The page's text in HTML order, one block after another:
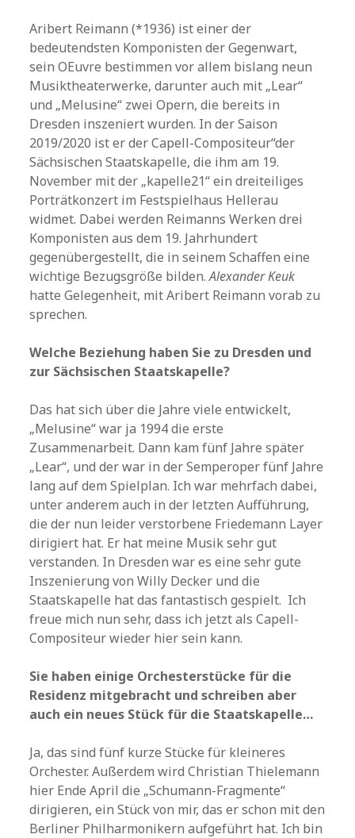
Aribert Reimann (*1936) ist einer der
bedeutendsten Komponisten der Gegenwart,
sein OEuvre bestimmen vor allem bislang neun
Musiktheaterwerke, darunter auch mit „Lear“
und „Melusine“ zwei Opern, die bereits in
Dresden inszeniert wurden. In der Saison
2019/2020 ist er der Capell-Compositeur“der
Sächsischen Staatskapelle, die ihm am 19.
November mit der „kapelle21“ ein dreiteiliges
Porträtkonzert im Festspielhaus Hellerau
widmet. Dabei werden Reimanns Werken drei
Komponisten aus dem 19. Jahrhundert
gegenübergestellt, die in seinem Schaffen eine
wichtige Bezugsgröße bilden.Alexander Keuk
hatte Gelegenheit, mit Aribert Reimann vorab zu
sprechen.
Welche Beziehung haben Sie zu Dresden und
zur Sächsischen Staatskapelle?
Das hat sich über die Jahre viele entwickelt,
„Melusine“ war ja 1994 die erste
Zusammenarbeit. Dann kam fünf Jahre später
„Lear“, und der war in der Semperoper fünf Jahre
lang auf dem Spielplan. Ich war mehrfach dabei,
unter anderem auch in der letzten Aufführung,
die der nun leider verstorbene Friedemann Layer
dirigiert hat. Er hat meine Musik sehr gut
verstanden. In Dresden war es eine sehr gute
Inszenierung von Willy Decker und die
Staatskapelle hat das fantastisch gespielt. Ich
freue mich nun sehr, dass ich jetzt als Capell-
Compositeur wieder hier sein kann.
Sie haben einige Orchesterstücke für die
Residenz mitgebracht und schreiben aber
auch ein neues Stück für die Staatskapelle…
Ja, das sind fünf kurze Stücke für kleineres
Orchester. Außerdem wird Christian Thielemann
hier Ende April die „Schumann-Fragmente“
dirigieren, ein Stück von mir, das er schon mit den
Berliner Philharmonikern aufgeführt hat. Ich bin